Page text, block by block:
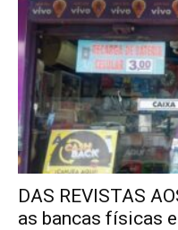
DAS REVISTAS
as bancas físicas